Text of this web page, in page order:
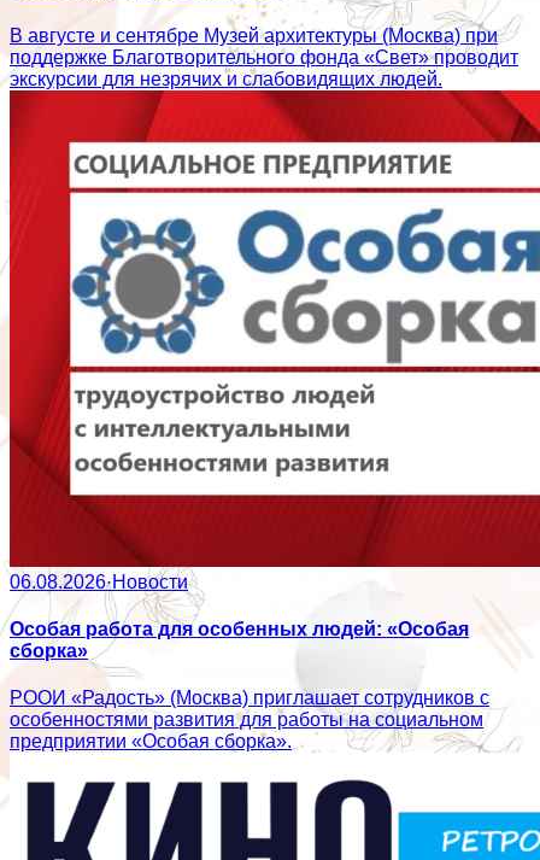
В августе и сентябре Музей архитектуры (Москва) при
поддержке Благотворительного фонда «Свет» проводит
экскурсии для незрячих и слабовидящих людей.
06.08.2026·Новости
Особая работа для особенных людей: «Особая
сборка»
РООИ «Радость» (Москва) приглашает сотрудников с
особенностями развития для работы на социальном
предприятии «Особая сборка».